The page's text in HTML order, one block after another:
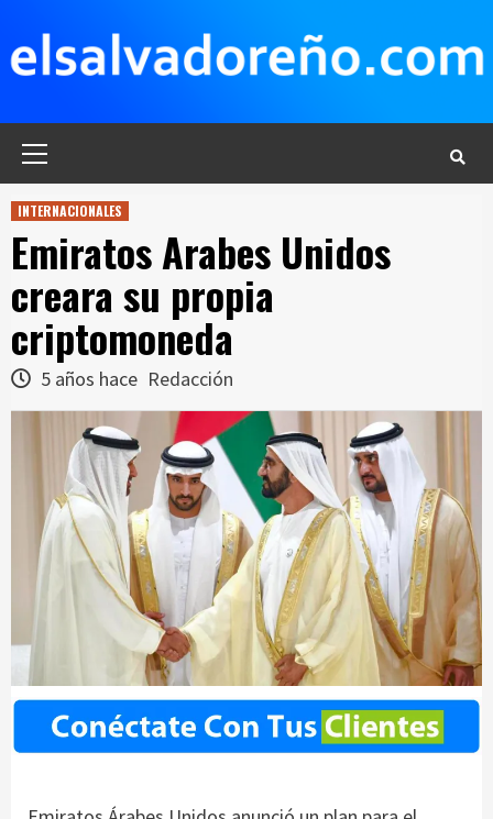
contenido
INTERNACIONALES
Emiratos Arabes Unidos
creara su propia
criptomoneda
5 años hace Redacción